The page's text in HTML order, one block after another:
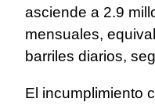
asciende a 2.9
mensuales,
barriles diarios,
El incumplimiento